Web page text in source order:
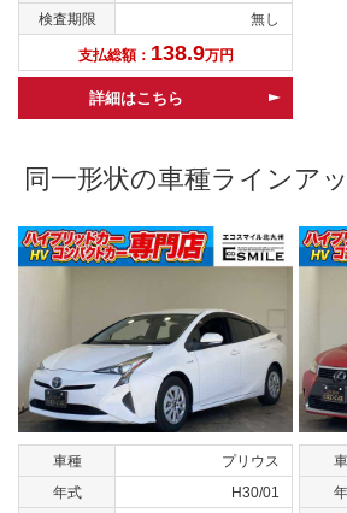
検査期限
無し
支払総額： 138.9万円
詳細はこちら
同一形状の車種ラインア
車種
プリウス
年式
H30/01